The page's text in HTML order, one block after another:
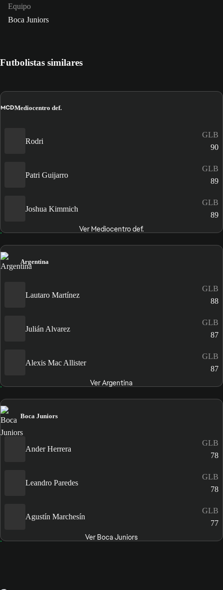
Equipo
Boca Juniors
Futbolistas similares
MCDMediocentro def.
Rodri
GLB
90
Patri Guijarro
GLB
89
Joshua Kimmich
GLB
89
Ver Mediocentro def.
Argentina
Lautaro Martínez
GLB
88
Julián Alvarez
GLB
87
Alexis Mac Allister
GLB
87
Ver Argentina
Boca Juniors
Ander Herrera
GLB
78
Leandro Paredes
GLB
78
Agustín Marchesín
GLB
77
Ver Boca Juniors